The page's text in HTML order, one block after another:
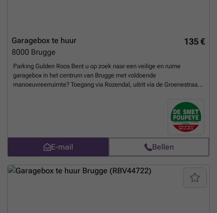
135 €
Garagebox te huur
8000 Brugge
Parking Gulden Roos Bent u op zoek naar een veilige en ruime
garagebox in het centrum van Brugge met voldoende
manoeuvreerruimte? Toegang via Rozendal, uitrit via de Groenestraat,
of een bezoek, contacteer ons ### of kom langs op ons kantoor te
Hoefijzerlaan 1 ('t Zand) Brugge. - breedte : 3m (inrijbreedte : 2m58) -
diepte : 6m - inrijhoogte : 2m05 * afgesloten met een automatische
kantelpoort * voorzien van licht en stopcontact * complex afgesloten
met een centrale automatische poortMeer weten?
E-mail Bellen